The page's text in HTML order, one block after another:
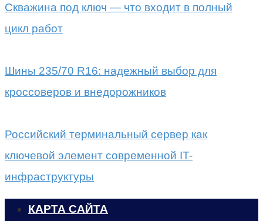
Скважина под ключ — что входит в полный
цикл работ
Шины 235/70 R16: надежный выбор для
кроссоверов и внедорожников
Российский терминальный сервер как
ключевой элемент современной IT-
инфраструктуры
КАРТА САЙТА